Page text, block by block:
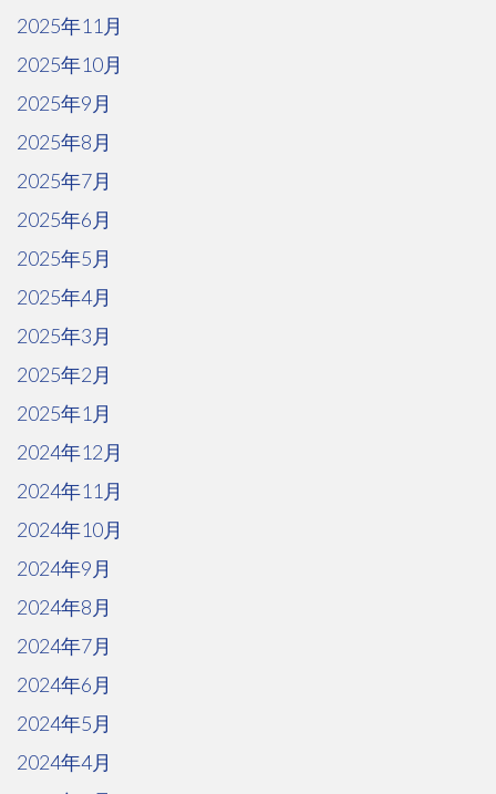
2025年11月
2025年10月
2025年9月
2025年8月
2025年7月
2025年6月
2025年5月
2025年4月
2025年3月
2025年2月
2025年1月
2024年12月
2024年11月
2024年10月
2024年9月
2024年8月
2024年7月
2024年6月
2024年5月
2024年4月